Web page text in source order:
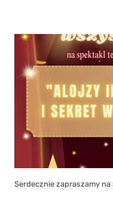
Serdecznie zapraszamy na